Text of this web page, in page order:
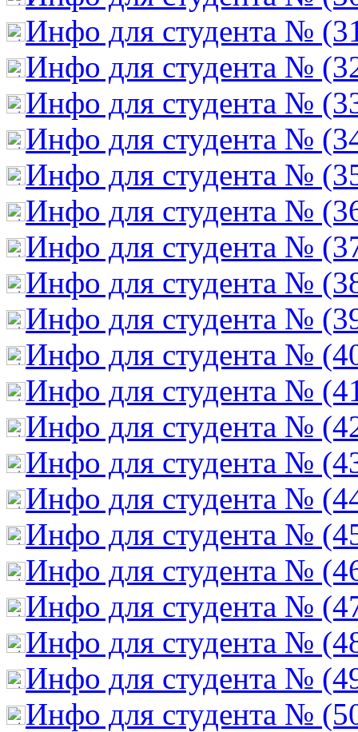
Инфо для студента №
Инфо для студента №
Инфо для студента №
Инфо для студента №
Инфо для студента №
Инфо для студента №
Инфо для студента №
Инфо для студента №
Инфо для студента №
Инфо для студента №
Инфо для студента №
Инфо для студента №
Инфо для студента №
Инфо для студента №
Инфо для студента №
Инфо для студента №
Инфо для студента №
Инфо для студента №
Инфо для студента №
Инфо для студента №